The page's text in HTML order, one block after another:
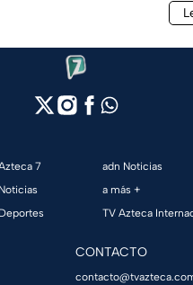
7
Noticias
Deportes
adn Noticias
a más +
TV Azteca
CONTACTO